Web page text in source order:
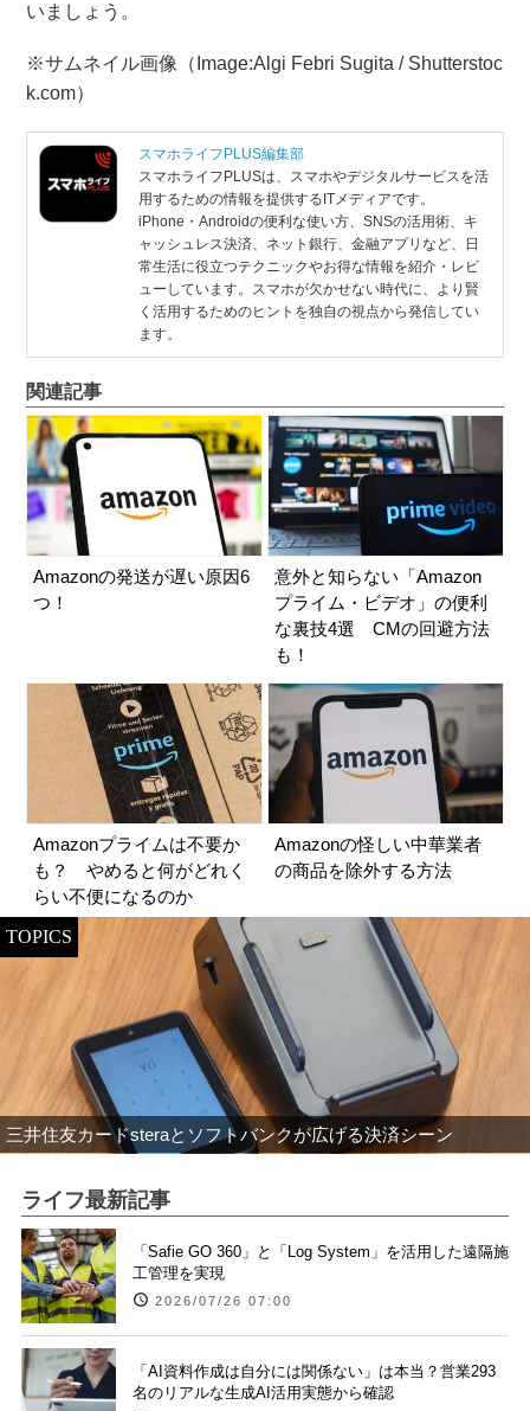
いましょう。
※サムネイル画像（Image:Algi Febri Sugita / Shutterstoc
k.com）
スマホライフPLUS編集部
スマホライフPLUSは、スマホやデジタルサービスを活
用するための情報を提供するITメディアです。
iPhone・Androidの便利な使い方、SNSの活用術、キ
ャッシュレス決済、ネット銀行、金融アプリなど、日
常生活に役立つテクニックやお得な情報を紹介・レビ
ューしています。スマホが欠かせない時代に、より賢
く活用するためのヒントを独自の視点から発信してい
ます。
関連記事
Amazonの発送が遅い原因6
つ！
意外と知らない「Amazon
プライム・ビデオ」の便利
な裏技4選 CMの回避方法
も！
Amazonプライムは不要か
も？ やめると何がどれく
らい不便になるのか
Amazonの怪しい中華業者
の商品を除外する方法
TOPICS
三井住友カードsteraとソフトバンクが広げる決済シーン
ライフ最新記事
「Safie GO 360」と「Log System」を活用した遠隔施
工管理を実現
2026/07/26 07:00
「AI資料作成は自分には関係ない」は本当？営業293
名のリアルな生成AI活用実態から確認